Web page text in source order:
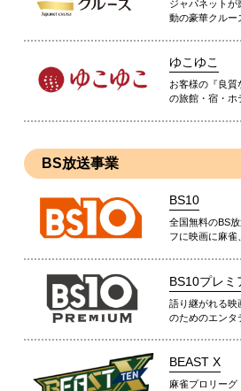
ジャパネットが
動の豪華クルー
ゆこゆこ
お客様の『良質
の旅館・宿・ホ
BS放送事業
BS10
全国無料のBS
フに映画に麻雀
BS10プレミ
語り継がれる映
のためのエンタ
BEAST X
麻雀プロリーグ